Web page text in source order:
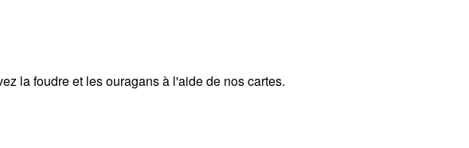
la foudre et les ouragans à l'aide de nos cartes.